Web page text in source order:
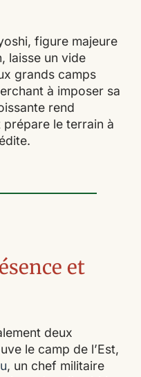
figure majeure
laisse un vide
grands camps
à imposer sa
rend
prépare le terrain à
et
deux
le camp de l’Est,
, un chef militaire